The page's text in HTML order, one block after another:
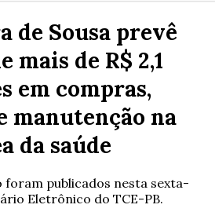
de Sousa prevê
mais de R$ 2,1
em compras,
manutenção na
da saúde
foram publicados nesta sexta-
Eletrônico do TCE-PB.